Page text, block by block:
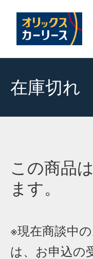
在庫切れ
この商品
ます。
※現在商談中
は、お申込の